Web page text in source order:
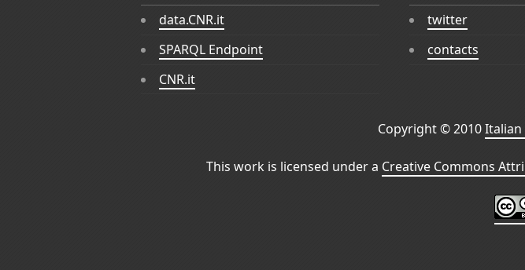
data.CNR.it
SPARQL Endpoint
CNR.it
twitter
contacts
Copyright © 2010Italian
This work is licensed under a Creative Commons